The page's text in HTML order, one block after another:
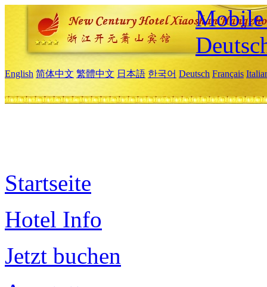
Mobile
English 简体中文 繁體中文 日本語 한국어 Deutsch Français
Startseite
Hotel Info
Jetzt buchen